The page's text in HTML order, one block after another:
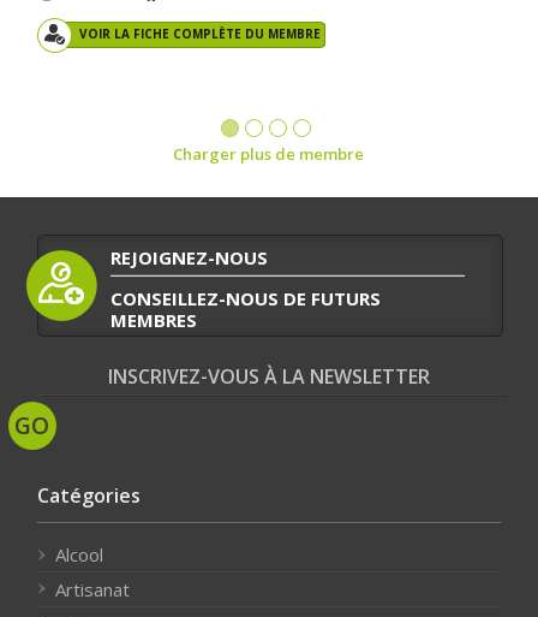
VOIR LA FICHE COMPLÈTE DU MEMBRE
Charger plus de membre
REJOIGNEZ-NOUS
CONSEILLEZ-NOUS DE FUTURS
MEMBRES
INSCRIVEZ-VOUS À LA NEWSLETTER
Catégories
Alcool
Artisanat